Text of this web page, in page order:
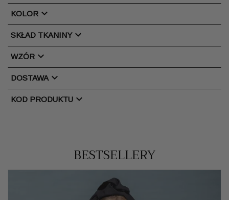
KOLOR chevron_right
SKŁAD TKANINYchevron_right
WZÓR chevron_right
DOSTAWAchevron_right
KOD PRODUKTU chevron_right
BESTSELLERY